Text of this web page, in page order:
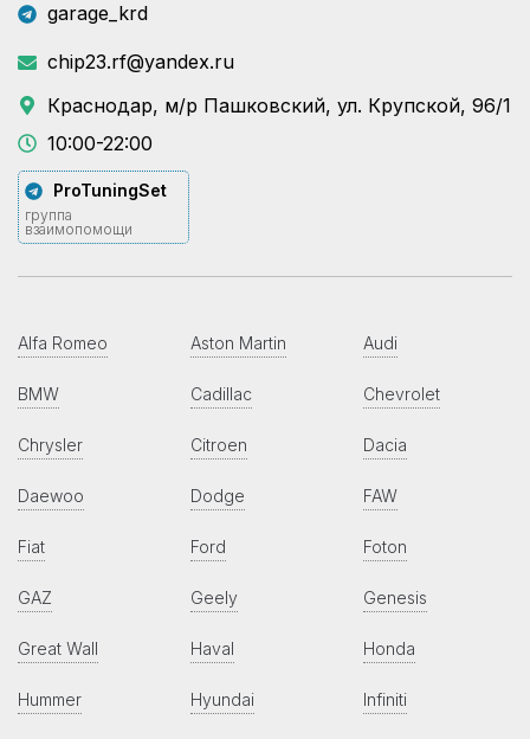
garage_krd
chip23.rf@yandex.ru
Краснодар, м/р Пашковский, ул. Крупской, 96/1
10:00-22:00
ProTuningSet
группа
взаимопомощи
Alfa Romeo Aston Martin Audi
BMW Cadillac Chevrolet
Chrysler Citroen Dacia
Daewoo Dodge FAW
Fiat Ford Foton
GAZ Geely Genesis
Great Wall Haval Honda
Hummer Hyundai Infiniti